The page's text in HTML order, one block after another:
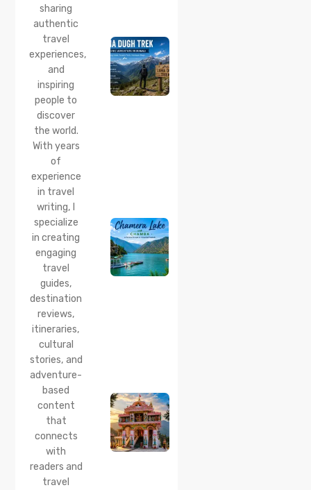
sharing
authentic
travel
experiences,
and
inspiring
people to
discover
the world.
With years
of
experience
in travel
writing, I
specialize
in creating
engaging
travel
guides,
destination
reviews,
itineraries,
cultural
stories, and
adventure-
based
content
that
connects
with
readers and
travel